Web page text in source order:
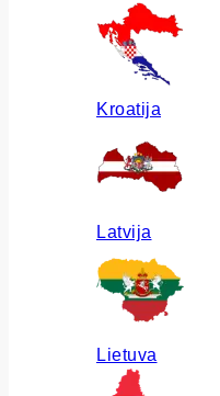
Kroatija
Latvija
Lietuva